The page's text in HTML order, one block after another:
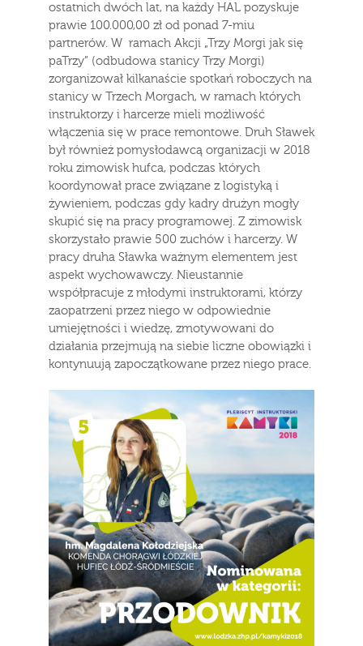
ostatnich dwóch lat, na każdy HAL pozyskuje
prawie 100.000,00 zł od ponad 7-miu
partnerów. W ramach Akcji „Trzy Morgi jak się
paTrzy” (odbudowa stanicy Trzy Morgi)
zorganizował kilkanaście spotkań roboczych na
stanicy w Trzech Morgach, w ramach których
instruktorzy i harcerze mieli możliwość
włączenia się w prace remontowe. Druh Sławek
był również pomysłodawcą organizacji w 2018
roku zimowisk hufca, podczas których
koordynował prace związane z logistyką i
żywieniem, podczas gdy kadry drużyn mogły
skupić się na pracy programowej. Z zimowisk
skorzystało prawie 500 zuchów i harcerzy. W
pracy druha Sławka ważnym elementem jest
aspekt wychowawczy. Nieustannie
współpracuje z młodymi instruktorami, którzy
zaopatrzeni przez niego w odpowiednie
umiejętności i wiedzę, zmotywowani do
działania przejmują na siebie liczne obowiązki i
kontynuują zapoczątkowane przez niego prace.